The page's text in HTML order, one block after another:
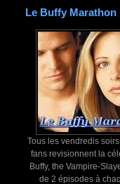
Le Buffy Marathon
Tous les vendredis
fans revisionnent la
Buffy, the Vampire-
de 2 épisodes à